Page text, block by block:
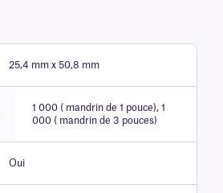
25,4 mm x 50,8 mm
1 000 ( mandrin de 1 pouce), 1
000 ( mandrin de 3 pouces)
Oui